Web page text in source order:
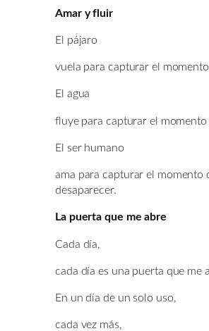
Amar y fluir
El pájaro
vuela para capturar el
El agua
fluye para capturar el momento
El ser humano
ama para capturar el momento
desaparecer.
La puerta que me abre
Cada día,
cada día es una puerta que me
En un día de un solo uso,
cada vez más,